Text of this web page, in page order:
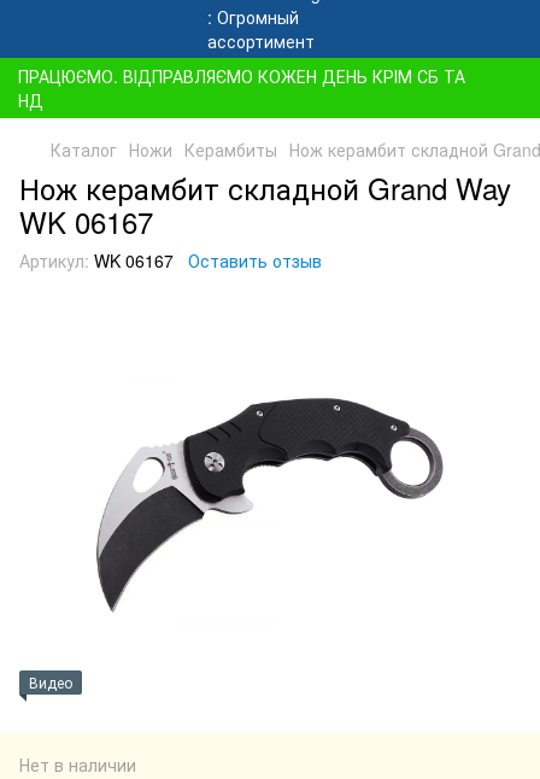
ПРАЦЮЄМО. ВІДПРАВЛЯЄМО КОЖЕН ДЕНЬ КРІМ СБ ТА
НД
Каталог Ножи Керамбиты Нож керамбит складной
Нож керамбит складной Grand Way
WK 06167
Артикул: WK 06167 Оставить отзыв
Видео
Нет в наличии